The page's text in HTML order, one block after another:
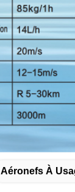
Aéronefs À